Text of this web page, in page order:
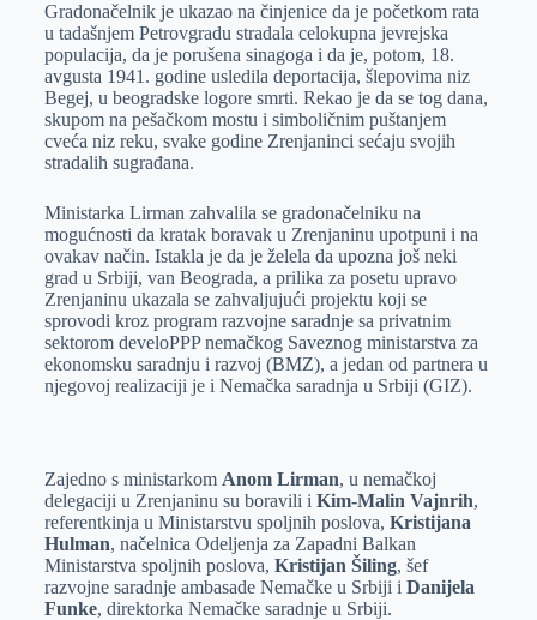
Gradonačelnik je ukazao na činjenice da je početkom rata
u tadašnjem Petrovgradu stradala celokupna jevrejska
populacija, da je porušena sinagoga i da je, potom, 18.
avgusta 1941. godine usledila deportacija, šlepovima niz
Begej, u beogradske logore smrti. Rekao je da se tog dana,
skupom na pešačkom mostu i simboličnim puštanjem
cveća niz reku, svake godine Zrenjaninci sećaju svojih
stradalih sugrađana.
Ministarka Lirman zahvalila se gradonačelniku na
mogućnosti da kratak boravak u Zrenjaninu upotpuni i na
ovakav način. Istakla je da je želela da upozna još neki
grad u Srbiji, van Beograda, a prilika za posetu upravo
Zrenjaninu ukazala se zahvaljujući projektu koji se
sprovodi kroz program razvojne saradnje sa privatnim
sektorom develoPPP nemačkog Saveznog ministarstva za
ekonomsku saradnju i razvoj (BMZ), a jedan od partnera u
njegovoj realizaciji je i Nemačka saradnja u Srbiji (GIZ).
Zajedno s ministarkom Anom Lirman, u nemačkoj
delegaciji u Zrenjaninu su boravili i Kim-Malin Vajnrih,
referentkinja u Ministarstvu spoljnih poslova, Kristijana
Hulman, načelnica Odeljenja za Zapadni Balkan
Ministarstva spoljnih poslova, Kristijan Šiling, šef
razvojne saradnje ambasade Nemačke u Srbiji i Danijela
Funke, direktorka Nemačke saradnje u Srbiji.